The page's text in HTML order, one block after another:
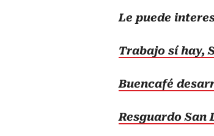
Le puede
Trabajo sí hay,
Buencafé
Resguardo San